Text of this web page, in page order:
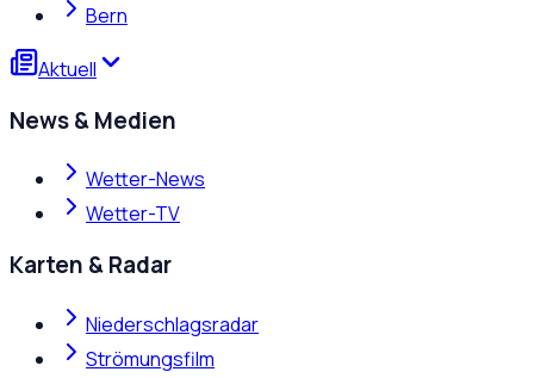
Bern
Aktuell
News & Medien
Wetter-News
Wetter-TV
Karten & Radar
Niederschlagsradar
Strömungsfilm